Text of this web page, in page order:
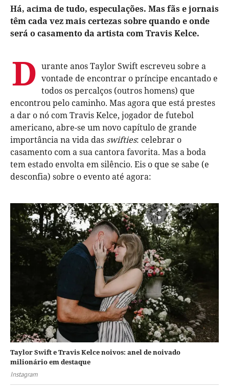
Há, acima de tudo, especulações. Mas fãs e jornais
têm cada vez mais certezas sobre quando e onde
será o casamento da artista com Travis Kelce.
D urante anos Taylor Swift escreveu sobre a
vontade de encontrar o príncipe encantado e
todos os percalços (outros homens) que
encontrou pelo caminho. Mas agora que está prestes
a dar o nó com Travis Kelce, jogador de futebol
americano, abre-se um novo capítulo de grande
importância na vida das swifties: celebrar o
casamento com a sua cantora favorita. Mas a boda
tem estado envolta em silêncio. Eis o que se sabe (e
desconfia) sobre o evento até agora:
Taylor Swift e Travis Kelce noivos: anel de noivado
milionário em destaque
Instagram